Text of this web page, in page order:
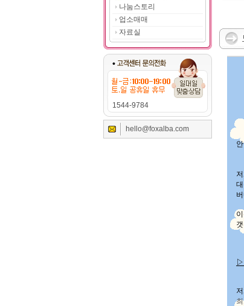
나눔스토리
업소매매
자료실
1544-9784
hello@foxalba.com
▷